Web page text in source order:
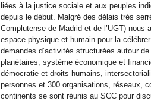
liées à la justice sociale et aux peuples
depuis le début. Malgré des délais très
Complutense de Madrid et de l’UGT)
espace physique et humain pour la
demandes d’activités structurées autour
planétaires, système économique et
démocratie et droits humains,
personnes et 300 organisations, réseaux,
continents se sont réunis au SCC pour